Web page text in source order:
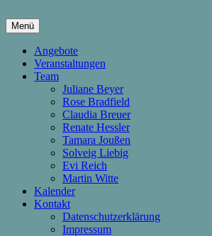
zum
InhaltDie Wachstumsfuge
Menü
Angebote
Veranstaltungen
Team
Juliane Beyer
Rose Bradfield
Claudia Breuer
Renate Hessler
Tamara Joußen
Solveig Liebig
Evi Reich
Martin Witte
Kalender
Kontakt
Datenschutzerklärung
Impressum